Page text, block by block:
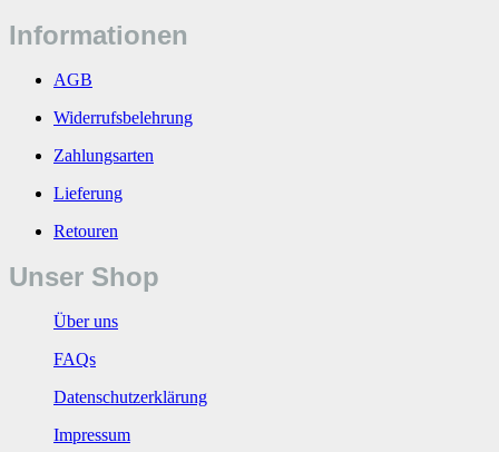
Informationen
AGB
Widerrufsbelehrung
Zahlungsarten
Lieferung
Retouren
Unser Shop
Über uns
FAQs
Datenschutzerklärung
Impressum